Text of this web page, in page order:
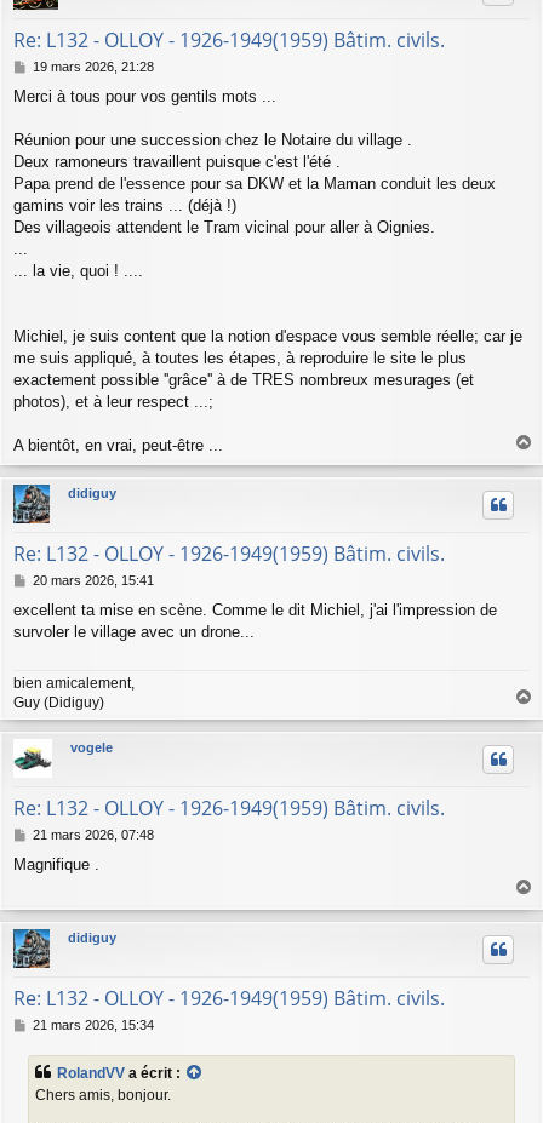
Re: L132 - OLLOY - 1926-1949(1959) Bâtim. civils.
M
s
a
g
19 mars 2026, 21:28
Merci à tous pour vos gentils mots ...
Réunion pour une succession chez le Notaire du village .
Deux ramoneurs travaillent puisque c'est l'été .
Papa prend de l'essence pour sa DKW et la Maman conduit les deux
gamins voir les trains ... (déjà !)
Des villageois attendent le Tram vicinal pour aller à Oignies.
... la vie, quoi ! ....
Michiel, je suis content que la notion d'espace vous semble réelle; car je
me suis appliqué, à toutes les étapes, à reproduire le site le plus
exactement possible ''grâce'' à de TRES nombreux mesurages (et
photos), et à leur respect ...;
A bientôt, en vrai, peut-être ...
a
u
didiguy
Re: L132 - OLLOY - 1926-1949(1959) Bâtim. civils.
M
s
s
e
20 mars 2026, 15:41
excellent ta mise en scène. Comme le dit Michiel, j'ai l'impression de
survoler le village avec un drone...
bien amicalement,
Guy (Didiguy)
a
u
vogele
Re: L132 - OLLOY - 1926-1949(1959) Bâtim. civils.
M
s
g
e
21 mars 2026, 07:48
Magnifique .
a
u
didiguy
Re: L132 - OLLOY - 1926-1949(1959) Bâtim. civils.
M
s
21 mars 2026, 15:34
RolandVV a écrit :
Chers amis, bonjour.